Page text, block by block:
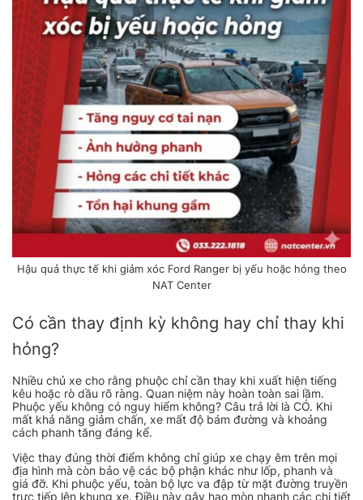
Hậu quả thực tế khi giảm xóc Ford Ranger bị yếu hoặc hỏng theo
NAT Center
Có cần thay định kỳ không hay chỉ thay khi
hỏng?
Nhiều chủ xe cho rằng phuộc chỉ cần thay khi xuất hiện tiếng
kêu hoặc rò dầu rõ ràng. Quan niệm này hoàn toàn sai lầm.
Phuộc yếu không có nguy hiểm không? Câu trả lời là CÓ. Khi
mất khả năng giảm chấn, xe mất độ bám đường và khoảng
cách phanh tăng đáng kể.
Việc thay đúng thời điểm không chỉ giúp xe chạy êm trên mọi
địa hình mà còn bảo vệ các bộ phận khác như lốp, phanh và
giá đỡ. Khi phuộc yếu, toàn bộ lực va đập từ mặt đường truyền
trực tiếp lên khung xe. Điều này gây hao mòn nhanh các chi tiết